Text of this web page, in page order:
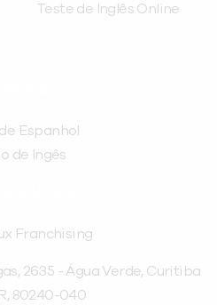
Teste de Inglês Online
Espanhol
de Ingês
Franchising
2635 - Água Verde, Curitiba
80240-040